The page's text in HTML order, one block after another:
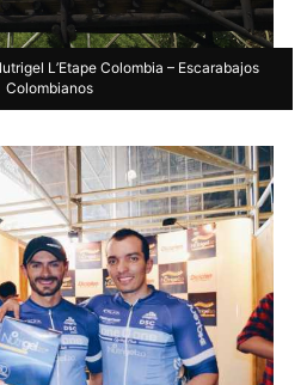
L’Etape Colombia – Escarabajos
Colombianos